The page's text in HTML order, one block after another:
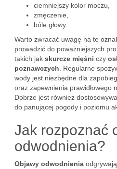
ciemniejszy kolor moczu,
zmęczenie,
bóle głowy.
Warto zwracać uwagę na te
prowadzić do poważniejszych
takich jak skurcze mięśni czy
poznawczych . Regularne
wody jest niezbędne dla
oraz zapewnienia prawidłowego
Dobrze jest również
do panującej pogody i poziomu
Jak rozpoznać
odwodnienia?
Objawy odwodnienia